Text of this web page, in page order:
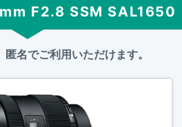
F2.8 SSM SAL1650
名でご利用いただけます。